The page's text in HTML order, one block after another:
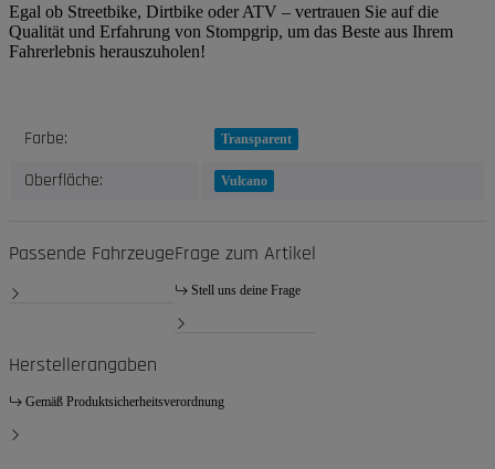
Egal ob Streetbike, Dirtbike oder ATV – vertrauen Sie auf die
Qualität und Erfahrung von Stompgrip, um das Beste aus Ihrem
Fahrerlebnis herauszuholen!
Produkteigenschaft
Wert
Farbe: Transparent
Oberfläche: Vulcano
Passende FahrzeugeFrage zum Artikel
Stell uns deine Frage
Herstellerangaben
Gemäß Produktsicherheitsverordnung